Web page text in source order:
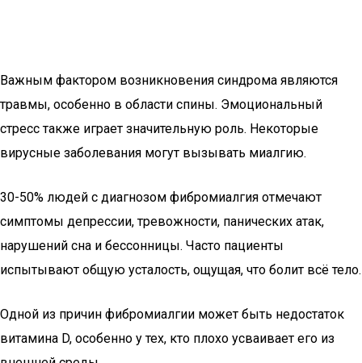
Важным фактором возникновения синдрома являются
травмы, особенно в области спины. Эмоциональный
стресс также играет значительную роль. Некоторые
вирусные заболевания могут вызывать миалгию.
30-50% людей с диагнозом фибромиалгия отмечают
симптомы депрессии, тревожности, панических атак,
нарушений сна и бессонницы. Часто пациенты
испытывают общую усталость, ощущая, что болит всё тело.
Одной из причин фибромиалгии может быть недостаток
витамина D, особенно у тех, кто плохо усваивает его из